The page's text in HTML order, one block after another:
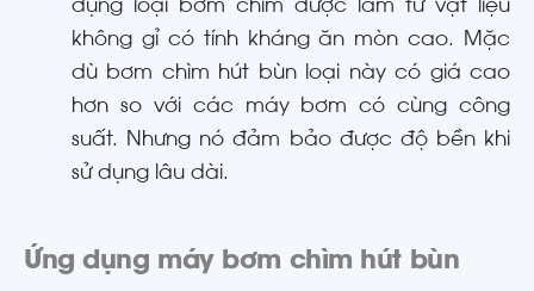
dụng loại bơm chìm được làm từ vật liệu
không gỉ có tính kháng ăn mòn cao. Mặc
dù bơm chìm hút bùn loại này có giá cao
hơn so với các máy bơm có cùng công
suất. Nhưng nó đảm bảo được độ bền khi
sử dụng lâu dài.
Ứng dụng máy bơm chìm hút bùn